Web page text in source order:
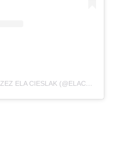
POST UDOSTĘPNIONY PRZEZ ELA CIESLAK (@ELAC_WRO)